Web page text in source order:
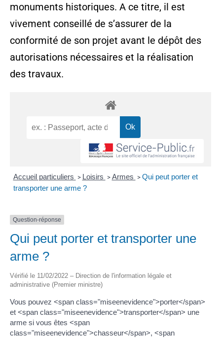
monuments historiques. A ce titre, il est
vivement conseillé de s’assurer de la
conformité de son projet avant le dépôt des
autorisations nécessaires et la réalisation
des travaux.
Accueil particuliers > Loisirs > Armes > Qui peut porter et
transporter une arme ?
Question-réponse
Qui peut porter et transporter une
arme ?
Vérifié le 11/02/2022 – Direction de l'information légale et
administrative (Premier ministre)
Vous pouvez <span class="miseenevidence">porter</span>
et <span class="miseenevidence">transporter</span> une
arme si vous êtes <span
class="miseenevidence">chasseur</span>, <span